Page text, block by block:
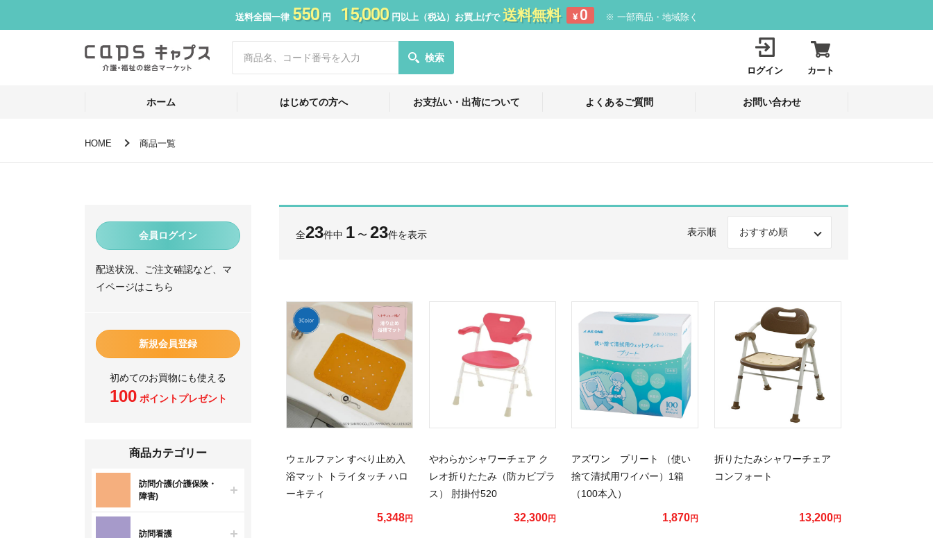
送料全国一律 550円 15,000円以上（税込）お買上げで 送料無料 ¥ 0 ※ 一部商品・地域除く
検索
ログイン カート
ホーム はじめての方へ お支払い・出荷について よくあるご質問 お問い合わせ
HOME 商品一覧
会員ログイン
配送状況、ご注文確認など、マ
イページはこちら
新規会員登録
初めてのお買物にも使える
100ポイントプレゼント
商品カテゴリー
訪問介護(介護保険・
障害)
訪問看護
全23件中 1 〜 23件を表示 表示順
ウェルファン すべり止め入
浴マット トライタッチ ハロ
ーキティ
5,348円
やわらかシャワーチェア ク
レオ折りたたみ（防カビプラ
ス） 肘掛付520
32,300円
アズワン プリート （使い
捨て清拭用ワイパー）1箱
（100本入）
1,870円
折りたたみシャワーチェア
コンフォート
13,200円